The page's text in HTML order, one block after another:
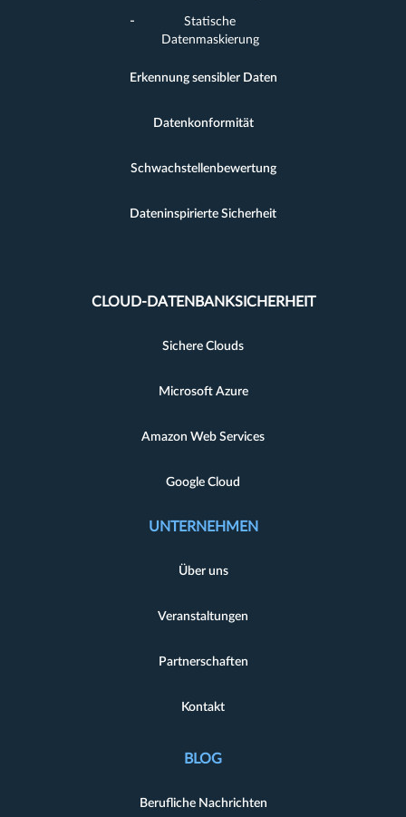
Statische
Datenmaskierung
Erkennung sensibler Daten
Datenkonformität
Schwachstellenbewertung
Dateninspirierte Sicherheit
CLOUD-DATENBANKSICHERHEIT
Sichere Clouds
Microsoft Azure
Amazon Web Services
Google Cloud
UNTERNEHMEN
Über uns
Veranstaltungen
Partnerschaften
Kontakt
BLOG
Berufliche Nachrichten